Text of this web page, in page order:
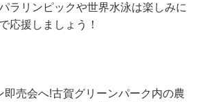
ラリンピックや世界水泳は楽しみに
応援しましょう！
即売会へ!古賀グリーンパーク内の農